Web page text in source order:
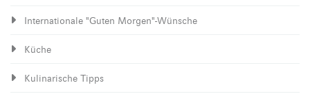
Internationale "Guten Morgen"-Wünsche
Küche
Kulinarische Tipps